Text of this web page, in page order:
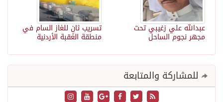
تسريب ثانٍ للغاز السام في
منطقة العقبة الأردنية
عبدالله علي زغيبي تحت
مجهر نجوم الساحل
للمشاركة والمتابعة